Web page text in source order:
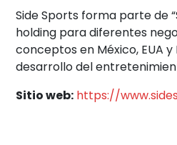
Side Sports forma parte de
holding para diferentes
conceptos en México, EUA
desarrollo del
Sitio web: https://